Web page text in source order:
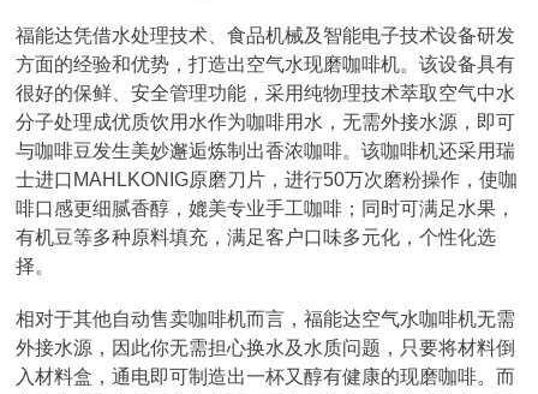
福能达凭借水处理技术、食品机械及智能电子技术设备研发
方面的经验和优势，打造出空气水现磨咖啡机。该设备具有
很好的保鲜、安全管理功能，采用纯物理技术萃取空气中水
分子处理成优质饮用水作为咖啡用水，无需外接水源，即可
与咖啡豆发生美妙邂逅炼制出香浓咖啡。该咖啡机还采用瑞
士进口MAHLKONIG原磨刀片，进行50万次磨粉操作，使咖
啡口感更细腻香醇，媲美专业手工咖啡；同时可满足水果，
有机豆等多种原料填充，满足客户口味多元化，个性化选
择。
相对于其他自动售卖咖啡机而言，福能达空气水咖啡机无需
外接水源，因此你无需担心换水及水质问题，只要将材料倒
入材料盒，通电即可制造出一杯又醇有健康的现磨咖啡。而